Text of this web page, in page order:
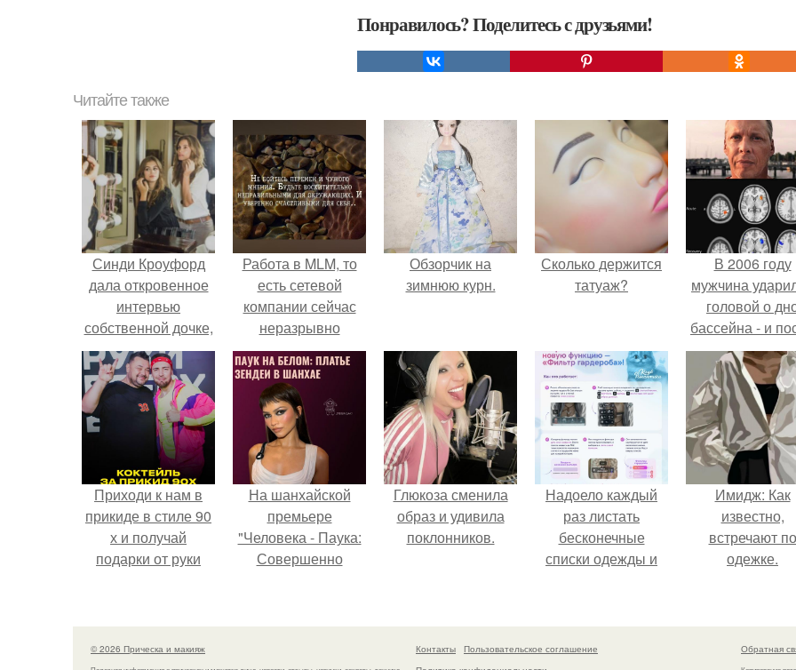
Понравилось? Поделитесь с друзьями!
Читайте также
Синди Кроуфорд
дала откровенное
интервью
собственной дочке,
а Джордж клуни
рассказал о ночи с
моделью.
Работа в MLM, то
есть сетевой
компании сейчас
неразрывно
связана с создание
своего контента,
своей страницы в
соц сетях.
Обзорчик на
зимнюю курн.
Сколько держится
татуаж?
В 2006 году
мужчина
головой о
бассейна - и
этого его
изменилась
странным
Приходи к нам в
прикиде в стиле 90
х и получай
подарки от руки
На шанхайской
премьере
"Человека - Паука:
Совершенно
просто очередной
артефакт высокой
Глюкоза сменила
образ и удивила
поклонников.
Надоело каждый
раз листать
бесконечные
списки одежды и
кусочкам?
Имидж: Как
известно,
встречают по
одежке.
© 2026 Прическа и макияж Контакты
Пользовательское соглашение
Обратная